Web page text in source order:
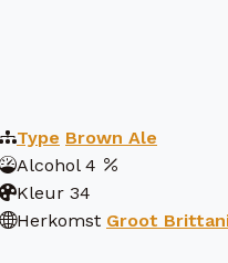
Type Brown Ale
Alcohol 4
Kleur 34
Herkomst Groot